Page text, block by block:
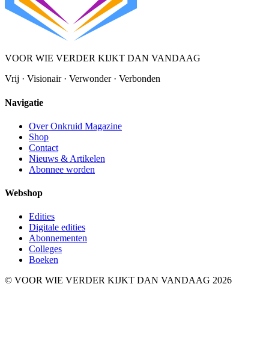
VOOR WIE VERDER KIJKT DAN VANDAAG
Vrij · Visionair · Verwonder · Verbonden
Navigatie
Over Onkruid Magazine
Shop
Contact
Nieuws & Artikelen
Abonnee worden
Webshop
Edities
Digitale edities
Abonnementen
Colleges
Boeken
© VOOR WIE VERDER KIJKT DAN VANDAAG 2026